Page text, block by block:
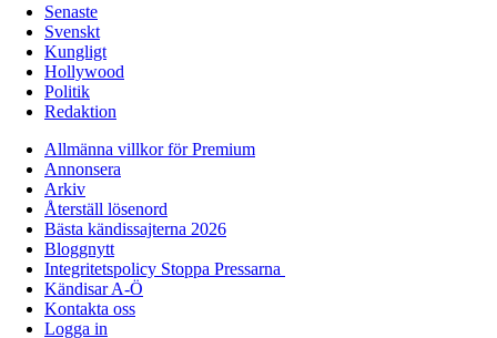
Senaste
Svenskt
Kungligt
Hollywood
Politik
Redaktion
Allmänna villkor för Premium
Annonsera
Arkiv
Återställ lösenord
Bästa kändissajterna 2026
Bloggnytt
Integritetspolicy Stoppa Pressarna
Kändisar A-Ö
Kontakta oss
Logga in